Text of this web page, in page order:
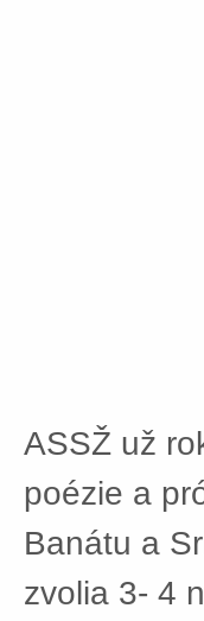
ASSŽ už
poézie a
Banátu a
zvolia 3- 4